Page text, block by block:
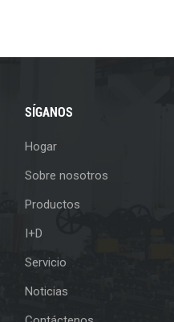
SÍGANOS
Hogar
Sobre nosotros
Productos
I+D
Servicio
Noticias